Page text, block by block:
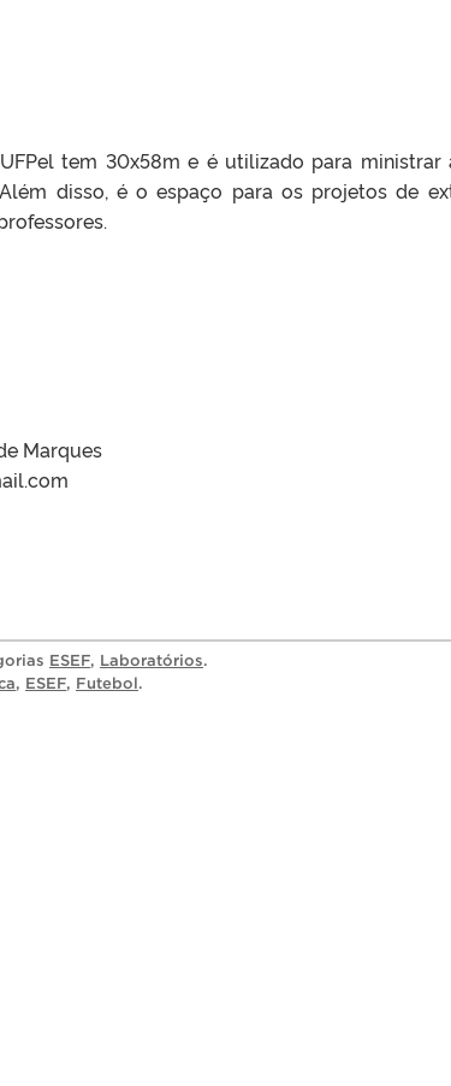
tem 30x58m e é utilizado para ministrar
disso, é o espaço para os projetos de
Marques
ESEF, Laboratórios.
, ESEF, Futebol.